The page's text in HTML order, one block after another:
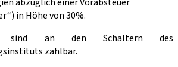
in Höhe von 30%.
sind an den Schaltern des
zahlbar.